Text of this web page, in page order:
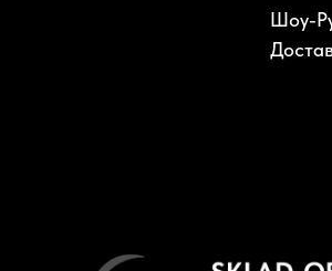
Шоу-